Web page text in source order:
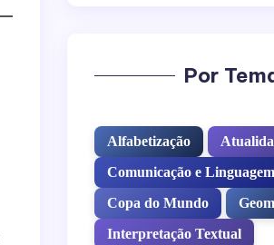
Por
Alfabetização
Comunicação e Linguagem
Copa do Mundo
Interpretação Textual